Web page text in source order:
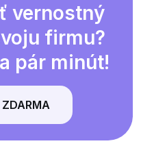
vernostný
firmu?
pár minút!